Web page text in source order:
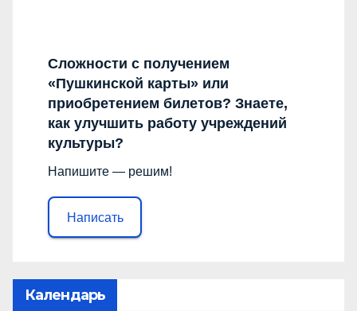
Сложности с получением
«Пушкинской карты» или
приобретением билетов? Знаете,
как улучшить работу учреждений
культуры?
Напишите — решим!
Написать
Календарь